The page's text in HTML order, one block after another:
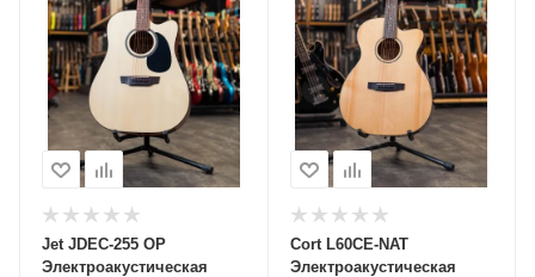
Jet JDEC-255 OP
Электроакустическая
Cort L60CE-NAT
Электроакустическая